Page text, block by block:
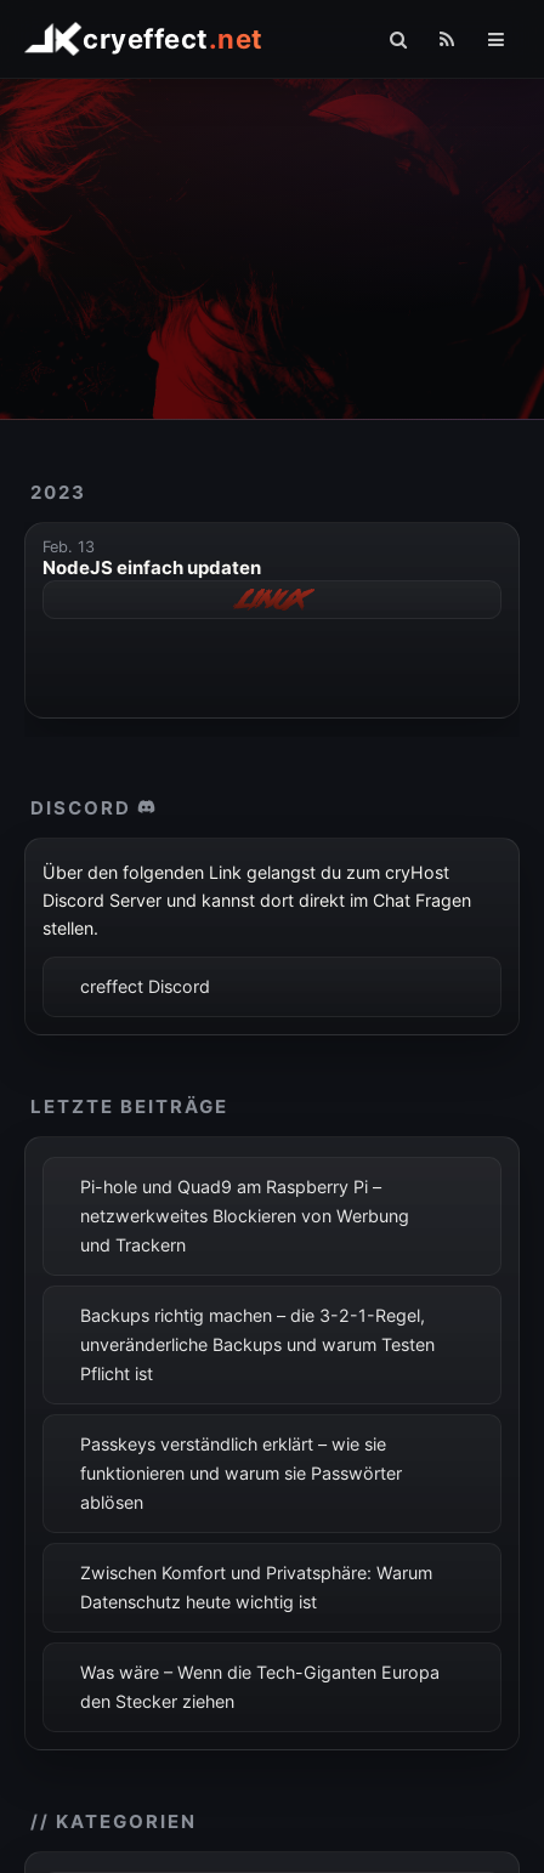
cryeffect.net
2023
Feb. 13
NodeJS einfach updaten
Linux
DISCORD
Über den folgenden Link gelangst du zum cryHost
Discord Server und kannst dort direkt im Chat Fragen
stellen.
creffect Discord
LETZTE BEITRÄGE
Pi-hole und Quad9 am Raspberry Pi –
netzwerkweites Blockieren von Werbung
und Trackern
Backups richtig machen – die 3-2-1-Regel,
unveränderliche Backups und warum Testen
Pflicht ist
Passkeys verständlich erklärt – wie sie
funktionieren und warum sie Passwörter
ablösen
Zwischen Komfort und Privatsphäre: Warum
Datenschutz heute wichtig ist
Was wäre – Wenn die Tech-Giganten Europa
den Stecker ziehen
// KATEGORIEN
Startseite
Shop
Arduino
Linux
Raspberry Pi
Logo Comfort
Fotografie
» PHP
» Windows
» Datenschutzerklärung